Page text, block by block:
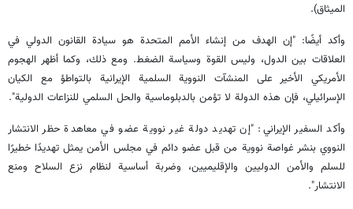
الميثاق).
وأكد أيضًا: "إن الهدف من إنشاء الأمم المتحدة هو سيادة القانون الدولي في
العلاقات بين الدول، وليس القوة وسياسة الضغط. ومع ذلك، وكما أظهر الهجوم
الأمريكي الأخير على المنشآت النووية السلمية الإيرانية بالتواطؤ مع الكيان
الإسرائيلي، فإن هذه الدولة لا تؤمن بالدبلوماسية والحل السلمي للنزاعات الدولية".
وأكد السفير الإيراني: "إن تهديد دولة غير نووية عضو في معاهدة حظر الانتشار
النووي بنشر غواصة نووية من قبل عضو دائم في مجلس الأمن يمثل تهديدًا خطيرًا
للسلم والأمن الدوليين والإقليميين، وضربة أساسية لنظام نزع السلاح ومنع
الانتشار".